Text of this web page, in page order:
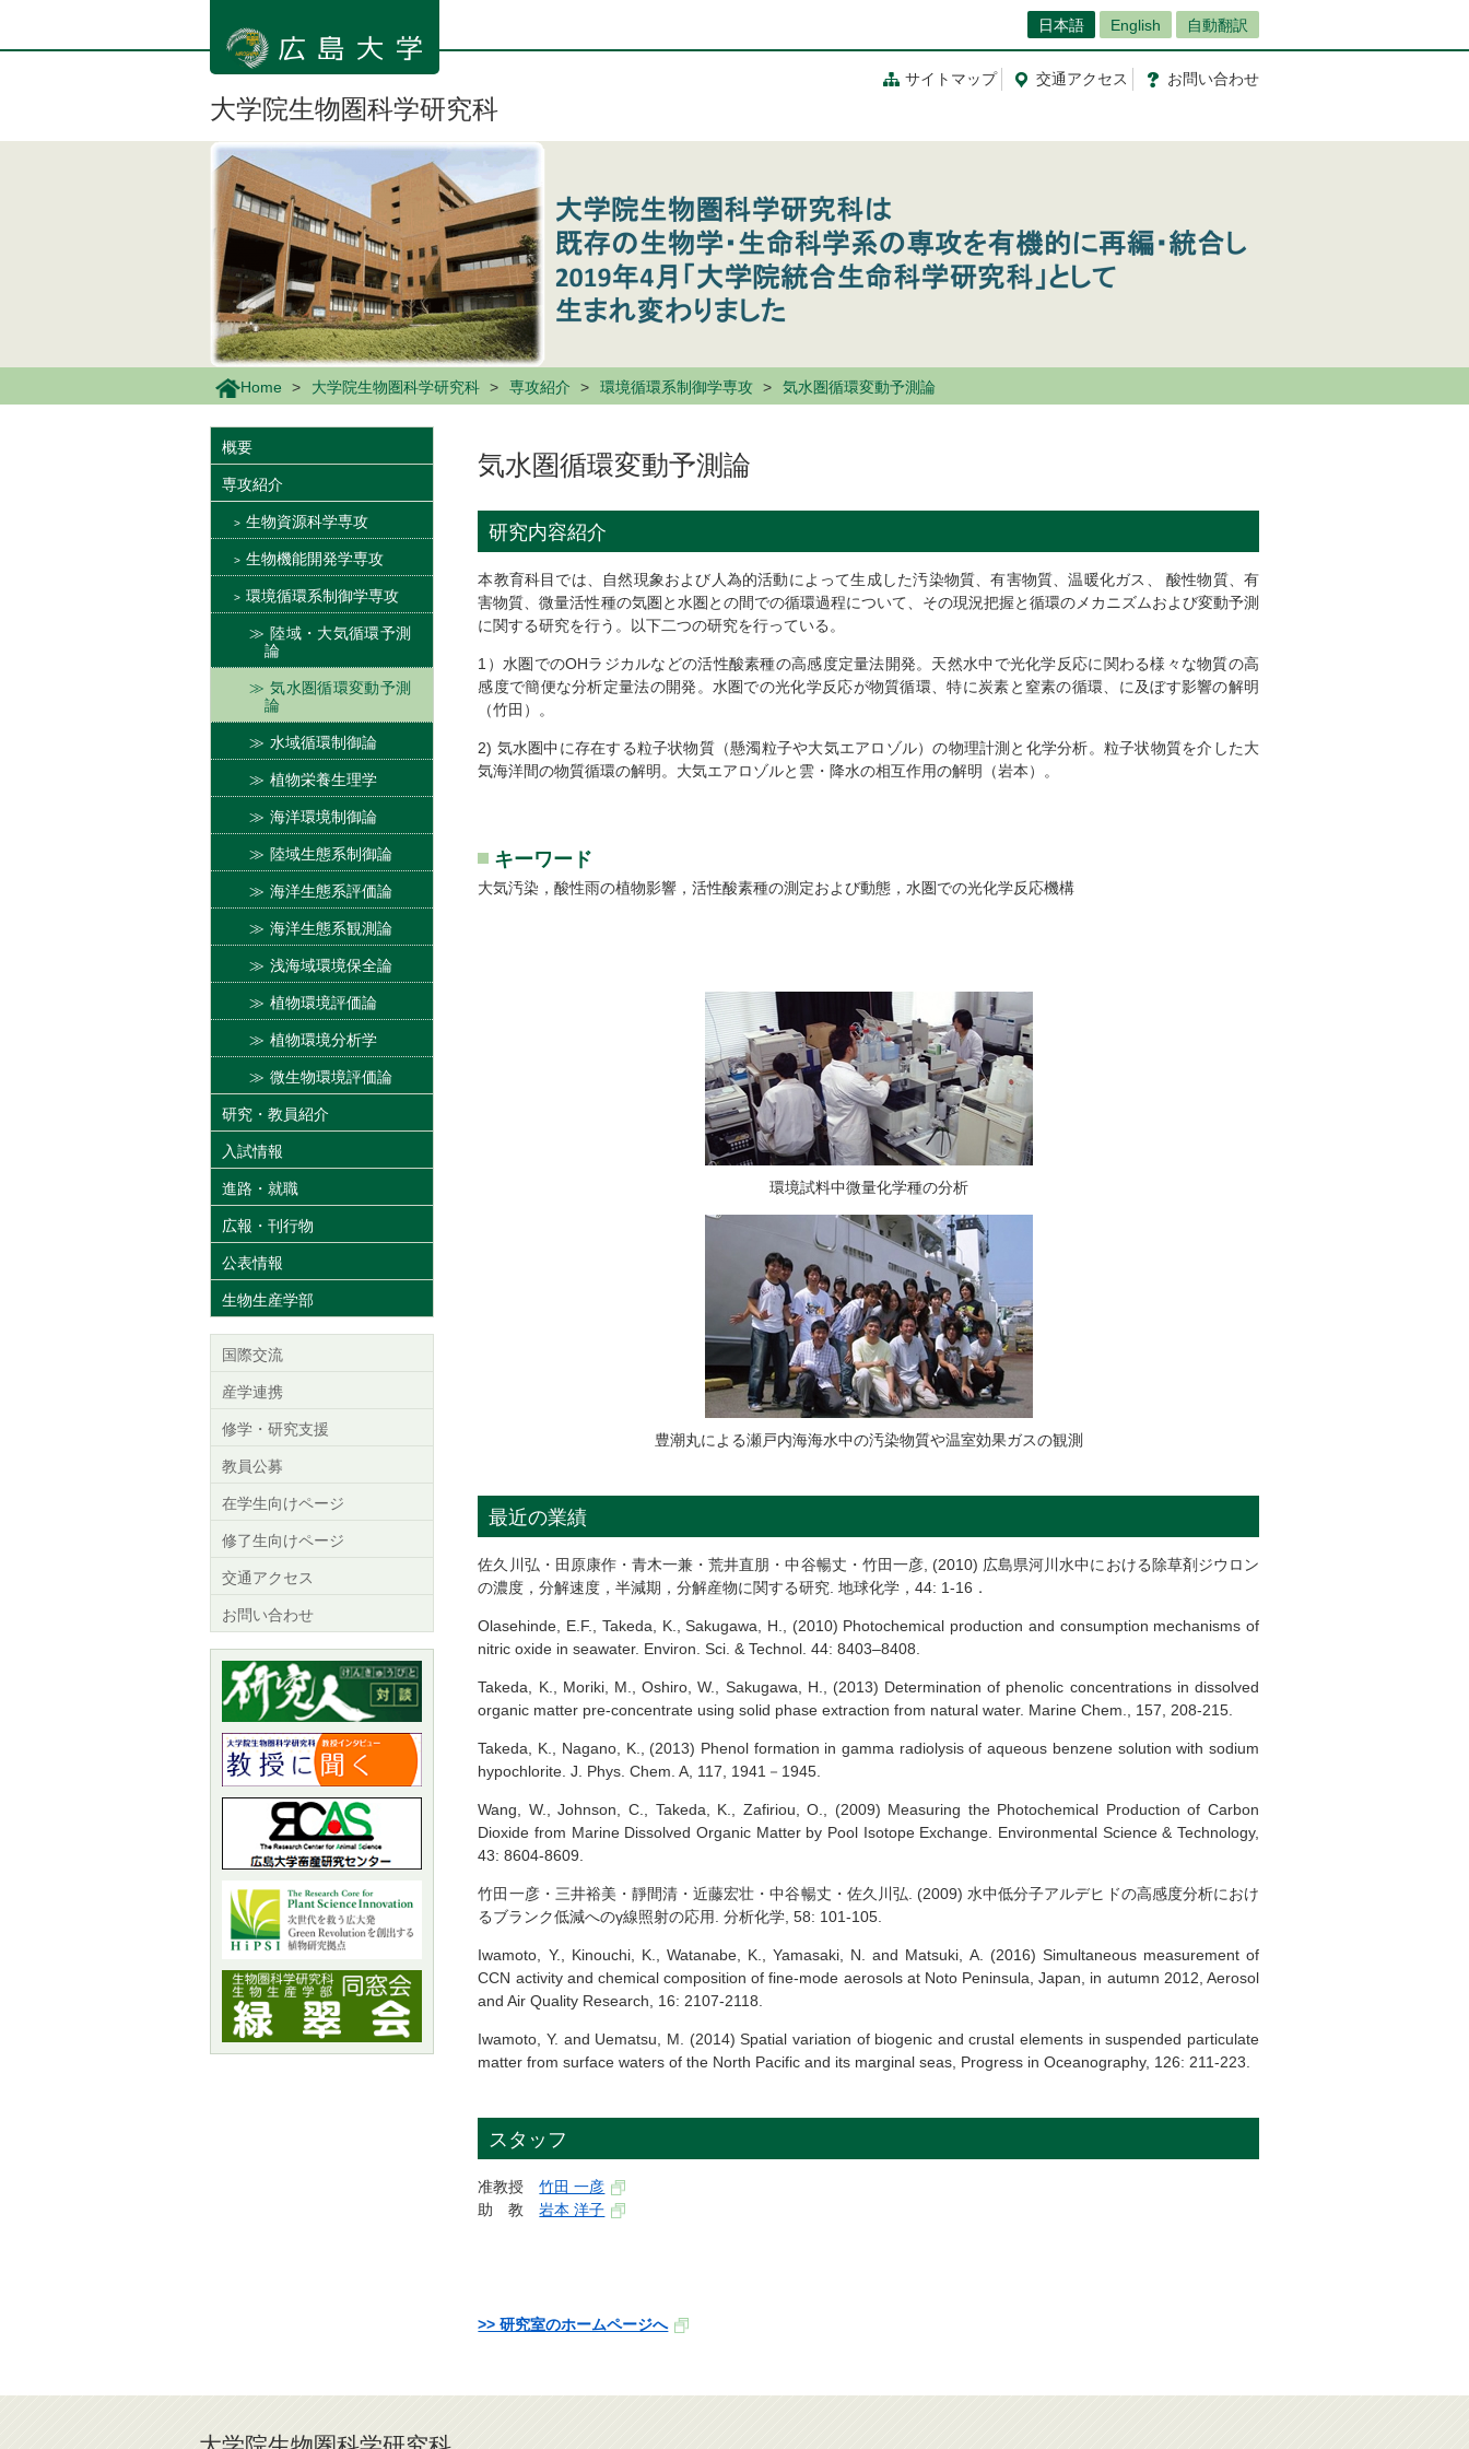
ン
日本語 English 自動翻訳
サイトマップ 交通アクセス お問い合わせ
大学院生物圏科学研究科
Home 大学院生物圏科学研究科 専攻紹介 環境循環系制御学専攻 気水圏循環変動予測論
気水圏循環変動予測論
研究内容紹介
本教育科目では、自然現象および人為的活動によって生成した汚染物質、有害物質、温暖化ガス、 酸性物質、有
害物質、微量活性種の気圏と水圏との間での循環過程について、その現況把握と循環のメカニズムおよび変動予測
に関する研究を行う。以下二つの研究を行っている。
1）水圏でのOHラジカルなどの活性酸素種の高感度定量法開発。天然水中で光化学反応に関わる様々な物質の高
感度で簡便な分析定量法の開発。水圏での光化学反応が物質循環、特に炭素と窒素の循環、に及ぼす影響の解明
（竹田）。
2) 気水圏中に存在する粒子状物質（懸濁粒子や大気エアロゾル）の物理計測と化学分析。粒子状物質を介した大
気海洋間の物質循環の解明。大気エアロゾルと雲・降水の相互作用の解明（岩本）。
キーワード
大気汚染，酸性雨の植物影響，活性酸素種の測定および動態，水圏での光化学反応機構
環境試料中微量化学種の分析
豊潮丸による瀬戸内海海水中の汚染物質や温室効果ガスの観測
最近の業績
佐久川弘・田原康作・青木一兼・荒井直朋・中谷暢丈・竹田一彦, (2010) 広島県河川水中における除草剤ジウロン
の濃度，分解速度，半減期，分解産物に関する研究. 地球化学，44: 1-16．
Olasehinde, E.F., Takeda, K., Sakugawa, H., (2010) Photochemical production and consumption mechanisms of
nitric oxide in seawater. Environ. Sci. & Technol. 44: 8403–8408.
Takeda, K., Moriki, M., Oshiro, W., Sakugawa, H., (2013) Determination of phenolic concentrations in dissolved
organic matter pre-concentrate using solid phase extraction from natural water. Marine Chem., 157, 208-215.
Takeda, K., Nagano, K., (2013) Phenol formation in gamma radiolysis of aqueous benzene solution with sodium
hypochlorite. J. Phys. Chem. A, 117, 1941－1945.
Wang, W., Johnson, C., Takeda, K., Zafiriou, O., (2009) Measuring the Photochemical Production of Carbon
Dioxide from Marine Dissolved Organic Matter by Pool Isotope Exchange. Environmental Science & Technology,
43: 8604-8609.
竹田一彦・三井裕美・靜間清・近藤宏壮・中谷暢丈・佐久川弘. (2009) 水中低分子アルデヒドの高感度分析におけ
るブランク低減へのγ線照射の応用. 分析化学, 58: 101-105.
Iwamoto, Y., Kinouchi, K., Watanabe, K., Yamasaki, N. and Matsuki, A. (2016) Simultaneous measurement of
CCN activity and chemical composition of fine-mode aerosols at Noto Peninsula, Japan, in autumn 2012, Aerosol
and Air Quality Research, 16: 2107-2118.
Iwamoto, Y. and Uematsu, M. (2014) Spatial variation of biogenic and crustal elements in suspended particulate
matter from surface waters of the North Pacific and its marginal seas, Progress in Oceanography, 126: 211-223.
スタッフ
准教授竹田 一彦
助 教岩本 洋子
>> 研究室のホームページへ
概要
専攻紹介
生物資源科学専攻
生物機能開発学専攻
環境循環系制御学専攻
陸域・大気循環予測
論
気水圏循環変動予測
論
水域循環制御論
植物栄養生理学
海洋環境制御論
陸域生態系制御論
海洋生態系評価論
海洋生態系観測論
浅海域環境保全論
植物環境評価論
植物環境分析学
微生物環境評価論
研究・教員紹介
入試情報
進路・就職
広報・刊行物
公表情報
生物生産学部
国際交流
産学連携
修学・研究支援
教員公募
在学生向けページ
修了生向けページ
交通アクセス
お問い合わせ